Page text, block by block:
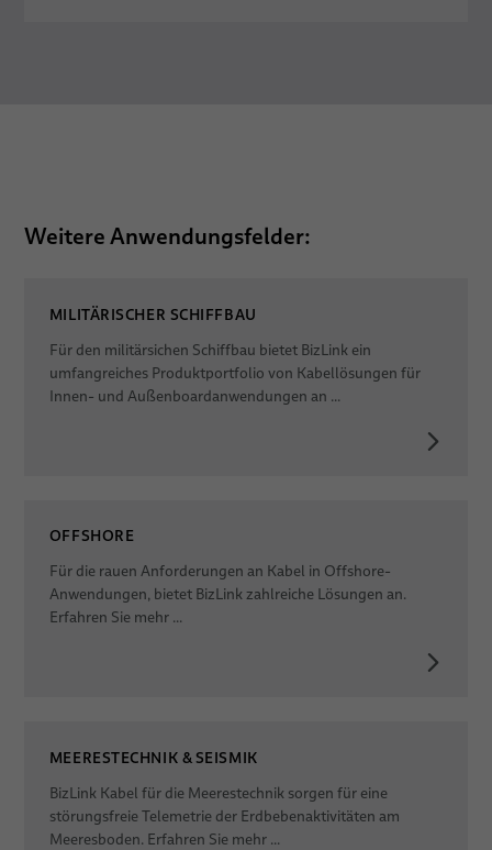
Weitere Anwendungsfelder:
MILITÄRISCHER SCHIFFBAU
Für den militärsichen Schiffbau bietet BizLink ein
umfangreiches Produktportfolio von Kabellösungen für
Innen- und Außenboardanwendungen an ...
OFFSHORE
Für die rauen Anforderungen an Kabel in Offshore-
Anwendungen, bietet BizLink zahlreiche Lösungen an.
Erfahren Sie mehr ...
MEERESTECHNIK & SEISMIK
BizLink Kabel für die Meerestechnik sorgen für eine
störungsfreie Telemetrie der Erdbebenaktivitäten am
Meeresboden. Erfahren Sie mehr ...